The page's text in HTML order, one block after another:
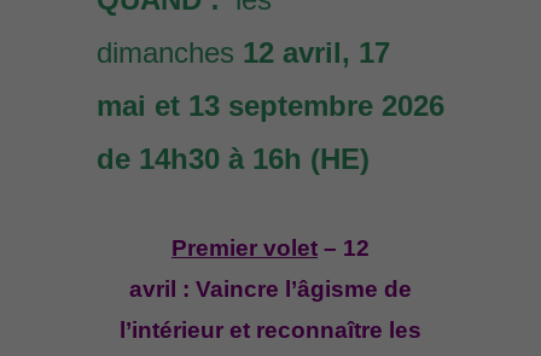
dimanches 12 avril, 17
mai et 13 septembre 2026
de 14h30 à 16h (HE)
Premier volet – 12
avril : Vaincre l’âgisme de
l’intérieur et reconnaître les